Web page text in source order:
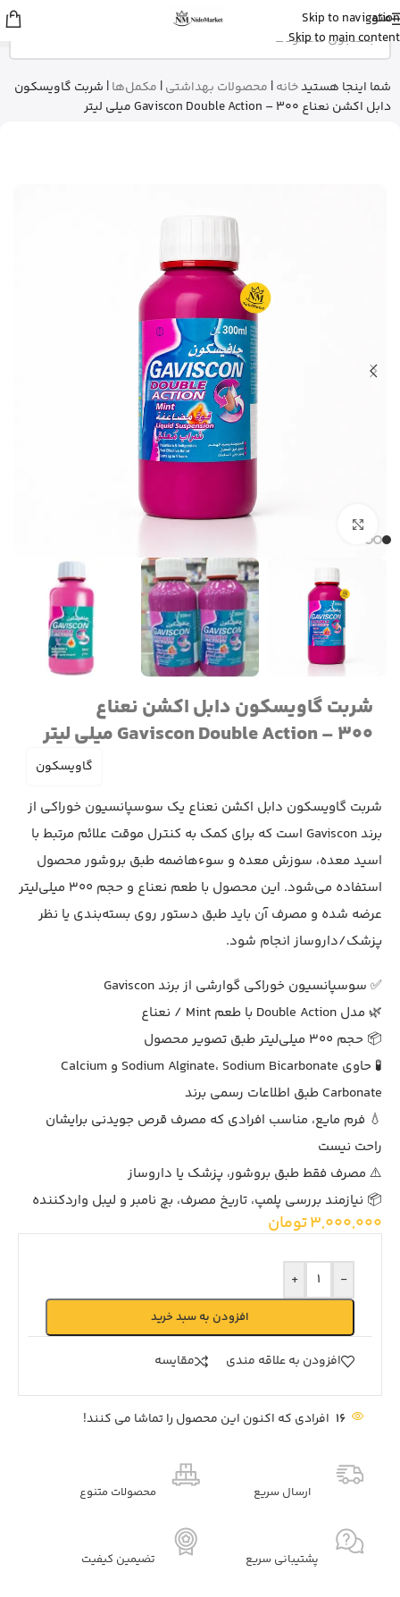
Skip to navigation
Skip to main content
منو
شما اینجا هستیدخانه| محصولات بهداشتی| مکمل‌ها| شربت گاویسکون
دابل اکشن نعناع Gaviscon Double Action – 300 میلی لیتر
برای بزرگنمایی کلیک کنید
شربت گاویسکون دابل اکشن نعناع
Gaviscon Double Action – 300 میلی لیتر
گاویسکون
شربت گاویسکون دابل اکشن نعناع یک سوسپانسیون خوراکی از
برند Gaviscon است که برای کمک به کنترل موقت علائم مرتبط با
اسید معده، سوزش معده و سوءهاضمه طبق بروشور محصول
استفاده می‌شود. این محصول با طعم نعناع و حجم 300 میلی‌لیتر
عرضه شده و مصرف آن باید طبق دستور روی بسته‌بندی یا نظر
پزشک/داروساز انجام شود.
✅ سوسپانسیون خوراکی گوارشی از برند Gaviscon
🌿 مدل Double Action با طعم Mint / نعناع
📦 حجم 300 میلی‌لیتر طبق تصویر محصول
🧪 حاوی Sodium Alginate، Sodium Bicarbonate و Calcium
Carbonate طبق اطلاعات رسمی برند
💧 فرم مایع، مناسب افرادی که مصرف قرص جویدنی برایشان
راحت نیست
⚠️ مصرف فقط طبق بروشور، پزشک یا داروساز
📦 نیازمند بررسی پلمپ، تاریخ مصرف، بچ نامبر و لیبل واردکننده
3,000,000تومان
-
+
افزودن به سبد خرید
افزودن به علاقه مندی مقايسه
16 افرادی که اکنون این محصول را تماشا می کنند!
ارسال سریع محصولات متنوع
پشتیبانی سریع تضیمین کیفیت
شایلیاز تهران
ژل شستشوی بدن ویکتوریا سکرت رو
3 دقیقه پیش